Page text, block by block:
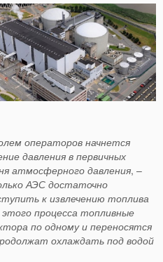
операторов начнется
давления в первичных
атмосферного давления, –
АЭС достаточно
к извлечению топлива
процесса топливные
по одному и переносятся
охлаждать под водой